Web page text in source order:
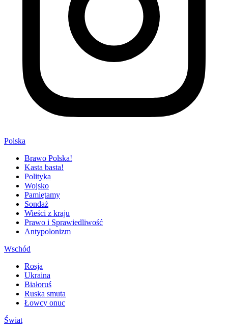
Polska
Brawo Polska!
Kasta basta!
Polityka
Wojsko
Pamiętamy
Sondaż
Wieści z kraju
Prawo i Sprawiedliwość
Antypolonizm
Wschód
Rosja
Ukraina
Białoruś
Ruska smuta
Łowcy onuc
Świat